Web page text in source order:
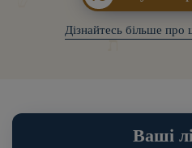
Дізнайтесь більше про
Ваші